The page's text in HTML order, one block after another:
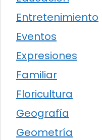
Entretenimiento
Eventos
Expresiones
Familiar
Floricultura
Geografía
Geometría